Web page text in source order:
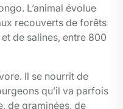
L’animal évolue
recouverts de forêts
de salines, entre 800
Il se nourrit de
qu’il va parfois
de graminées, de